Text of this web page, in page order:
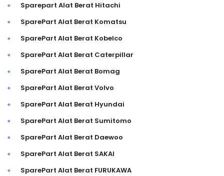
Sparepart Alat Berat Hitachi
SparePart Alat Berat Komatsu
SparePart Alat Berat Kobelco
SparePart Alat Berat Caterpillar
SparePart Alat Berat Bomag
SparePart Alat Berat Volvo
SparePart Alat Berat Hyundai
SparePart Alat Berat Sumitomo
SparePart Alat Berat Daewoo
SparePart Alat Berat SAKAI
SparePart Alat Berat FURUKAWA